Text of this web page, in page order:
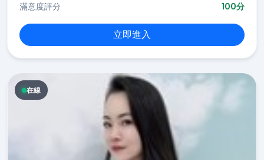
滿意度評分
100分
立即進入
在線